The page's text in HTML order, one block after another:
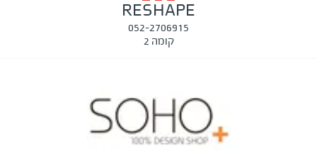
RESHAPE
052-2706915
קומה 2